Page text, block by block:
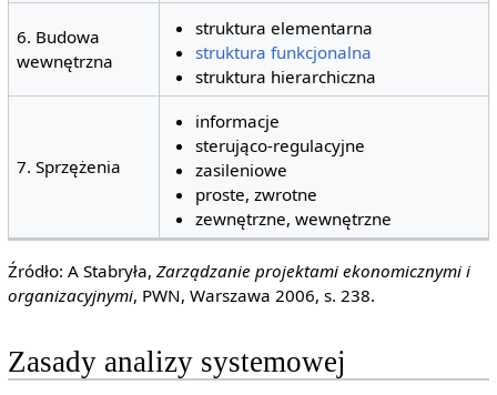
6. Budowa
wewnętrzna
struktura elementarna
struktura funkcjonalna
struktura hierarchiczna
7. Sprzężenia
informacje
sterująco-regulacyjne
zasileniowe
proste, zwrotne
zewnętrzne, wewnętrzne
Źródło: A Stabryła, Zarządzanie projektami ekonomicznymi i
organizacyjnymi, PWN, Warszawa 2006, s. 238.
Zasady analizy systemowej